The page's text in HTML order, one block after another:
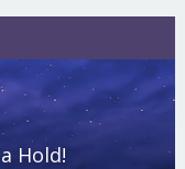
Hold!